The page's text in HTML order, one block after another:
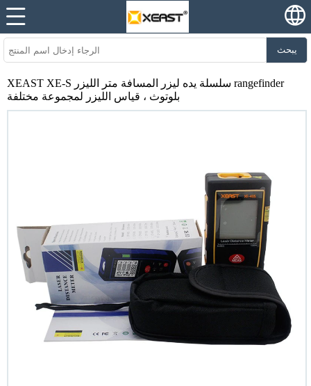
يبحث
XEAST XE-S سلسلة يده ليزر المسافة متر الليزر rangefinder
بلوتوث ، قياس الليزر لمجموعة مختلفة